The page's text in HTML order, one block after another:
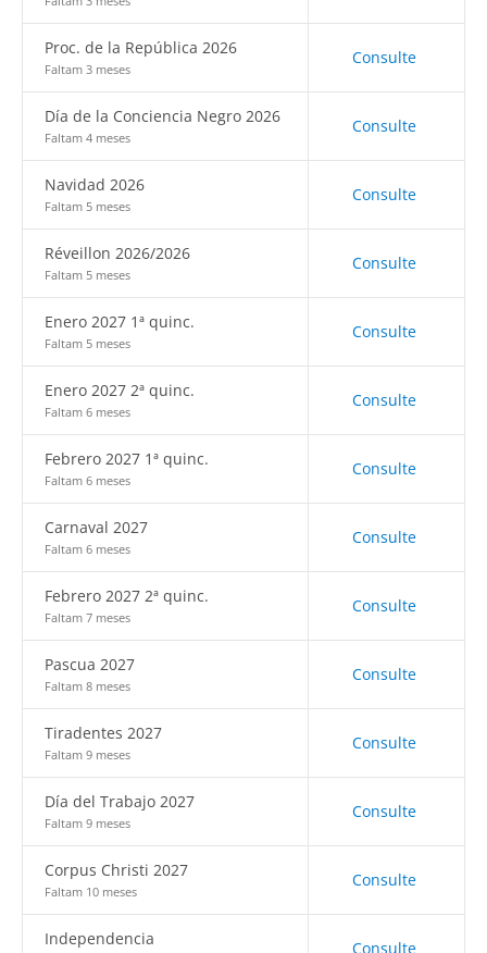
Proc. de la República 2026
Faltam 3 meses
Consulte
Día de la Conciencia Negro 2026
Faltam 4 meses
Consulte
Navidad 2026
Faltam 5 meses
Consulte
Réveillon 2026/2026
Faltam 5 meses
Consulte
Enero 2027 1ª quinc.
Faltam 5 meses
Consulte
Enero 2027 2ª quinc.
Faltam 6 meses
Consulte
Febrero 2027 1ª quinc.
Faltam 6 meses
Consulte
Carnaval 2027
Faltam 6 meses
Consulte
Febrero 2027 2ª quinc.
Faltam 7 meses
Consulte
Pascua 2027
Faltam 8 meses
Consulte
Tiradentes 2027
Faltam 9 meses
Consulte
Día del Trabajo 2027
Faltam 9 meses
Consulte
Corpus Christi 2027
Faltam 10 meses
Consulte
Independencia Consulte